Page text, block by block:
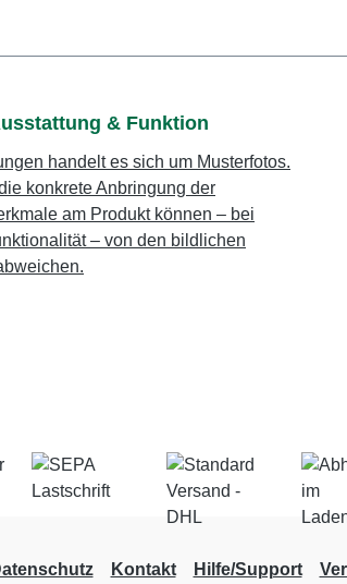
& Funktion
handelt es sich um Musterfotos.
konkrete Anbringung der
am Produkt können – bei
– von den bildlichen
Kontakt Hilfe/Support